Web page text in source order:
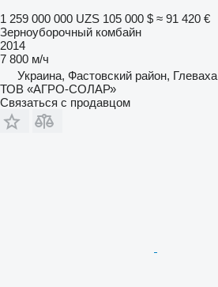
1 259 000 000 UZS 105 000 $ ≈ 91 420 €
Зерноуборочный комбайн
2014
7 800 м/ч
Украина, Фастовский район, Глеваха
ТОВ «АГРО-СОЛАР»
Связаться с продавцом